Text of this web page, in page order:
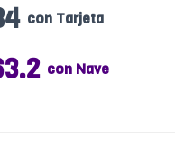
con Tarjeta
con Nave